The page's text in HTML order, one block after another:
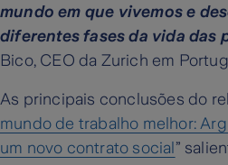
mundo em que vivemos e
diferentes fases da vida das
Bico, CEO da Zurich em
As principais conclusões do
mundo de trabalho melhor:
um novo contrato social ”